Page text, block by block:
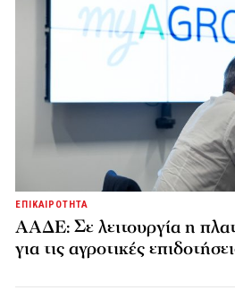
ΕΠΙΚΑΙΡΟΤΗΤΑ
ΑΑΔΕ: Σε λειτουργία η
για τις αγροτικές